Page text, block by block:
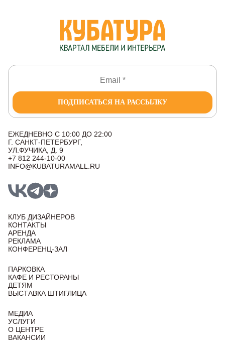
ПОДПИСАТЬСЯ НА РАССЫЛКУ
ЕЖЕДНЕВНО С 10:00 ДО 22:00
Г. САНКТ-ПЕТЕРБУРГ,
УЛ.ФУЧИКА, Д. 9
+7 812 244-10-00
INFO@KUBATURAMALL.RU
КЛУБ ДИЗАЙНЕРОВ
КОНТАКТЫ
АРЕНДА
РЕКЛАМА
КОНФЕРЕНЦ-ЗАЛ
ПАРКОВКА
КАФЕ И РЕСТОРАНЫ
ДЕТЯМ
ВЫСТАВКА ШТИГЛИЦА
МЕДИА
УСЛУГИ
О ЦЕНТРЕ
ВАКАНСИИ